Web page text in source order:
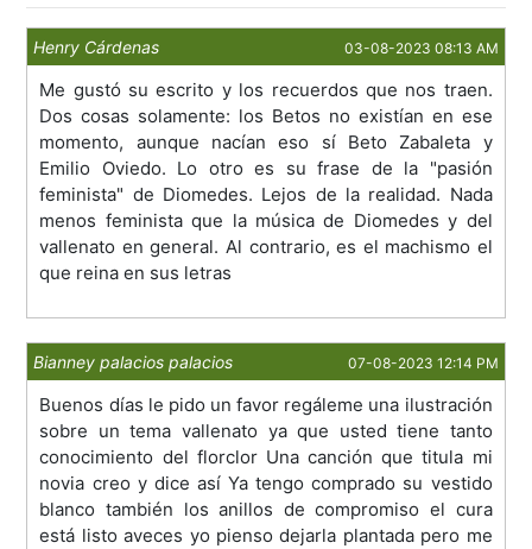
Henry Cárdenas 03-08-2023 08:13 AM
Me gustó su escrito y los recuerdos que nos traen.
Dos cosas solamente: los Betos no existían en ese
momento, aunque nacían eso sí Beto Zabaleta y
Emilio Oviedo. Lo otro es su frase de la "pasión
feminista" de Diomedes. Lejos de la realidad. Nada
menos feminista que la música de Diomedes y del
vallenato en general. Al contrario, es el machismo el
que reina en sus letras
Bianney palacios palacios 07-08-2023 12:14 PM
Buenos días le pido un favor regáleme una ilustración
sobre un tema vallenato ya que usted tiene tanto
conocimiento del florclor Una canción que titula mi
novia creo y dice así Ya tengo comprado su vestido
blanco también los anillos de compromiso el cura
está listo aveces yo pienso dejarla plantada pero me